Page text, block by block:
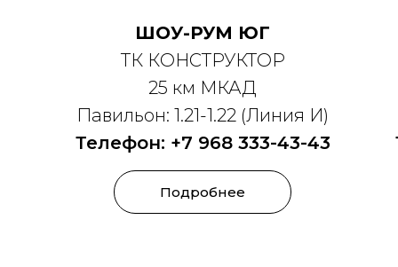
ТК КОНСТРУКТОР
25 км МКАД
Павильон: 1.21-1.22 (Линия И)
Телефон: ‎+7 968 333-43-43
ШОУ-РУМ ЮГ
Подробнее